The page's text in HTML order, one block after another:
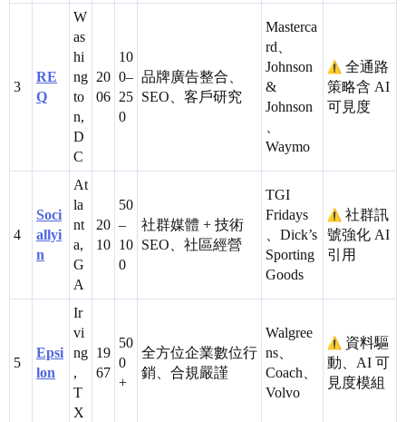
3
RE
Q
W
as
hi
ng
to
n,
D
C
20
06
10
0–
25
0
品牌廣告整合、
SEO、客戶研究
Masterca
rd、
Johnson
&
Johnson
Waymo
全通路
策略含 AI
可見度
4
Soci
allyi
n
At
la
nt
a,
G
A
20
10
50
–
10
0
社群媒體 + 技術
SEO、社區經營
TGI
Fridays
、Dick’s
Sporting
Goods
社群訊
號強化 AI
引用
5
Epsi
lon
Ir
vi
ng
,
T
X
19
67
50
0
+
全方位企業數位行
銷、合規嚴謹
Walgree
ns、
Coach、
Volvo
資料驅
動、AI 可
見度模組